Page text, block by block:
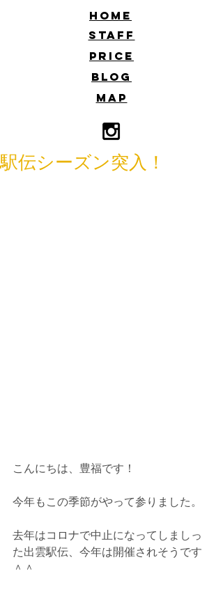
​HOME
​STAFF
​PRICE
​BLOG
​MAP
駅伝シーズン突入！
こんにちは、豊福です！
今年もこの季節がやって参りました。
去年はコロナで中止になってしましっ
た出雲駅伝、今年は開催されそうです
＾＾